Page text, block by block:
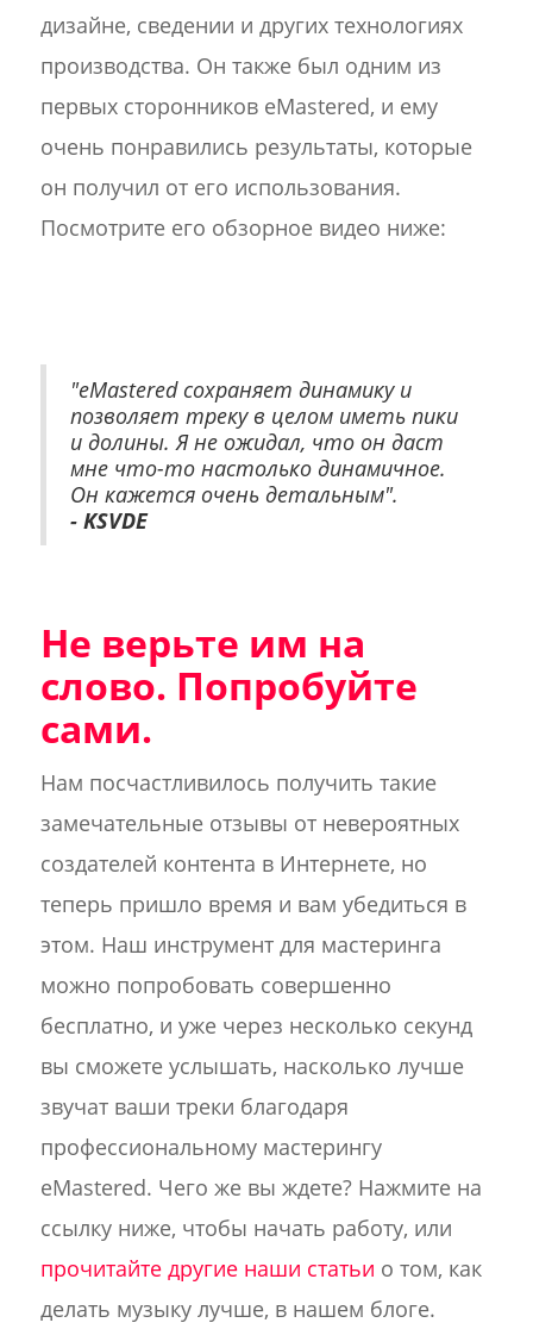
дизайне, сведении и других технологиях
производства. Он также был одним из
первых сторонников eMastered, и ему
очень понравились результаты, которые
он получил от его использования.
Посмотрите его обзорное видео ниже:
"eMastered сохраняет динамику и
позволяет треку в целом иметь пики
и долины. Я не ожидал, что он даст
мне что-то настолько динамичное.
Он кажется очень детальным".
- KSVDE
Не верьте им на
слово. Попробуйте
сами.
Нам посчастливилось получить такие
замечательные отзывы от невероятных
создателей контента в Интернете, но
теперь пришло время и вам убедиться в
этом. Наш инструмент для мастеринга
можно попробовать совершенно
бесплатно, и уже через несколько секунд
вы сможете услышать, насколько лучше
звучат ваши треки благодаря
профессиональному мастерингу
eMastered. Чего же вы ждете? Нажмите на
ссылку ниже, чтобы начать работу, или
прочитайте другие наши статьи о том, как
делать музыку лучше, в нашем блоге.